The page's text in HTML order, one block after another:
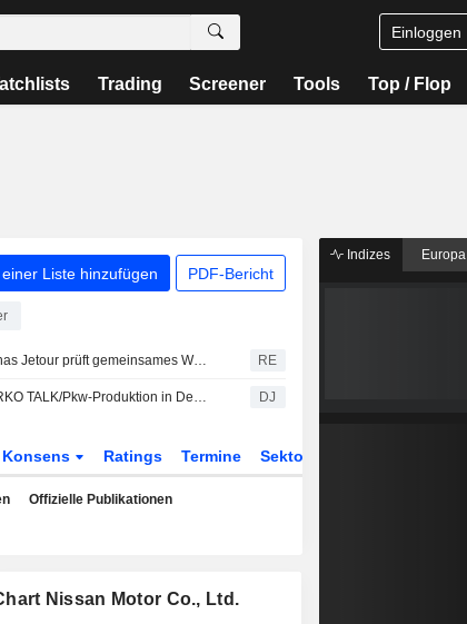
Einloggen
Trading Screener Tools Top / Flop
Liste hinzufügen PDF-Bericht
Chinas Jetour prüft gemeinsames Werksmodell für Autoproduktion in Brasilien RE
MARKO TALK/Pkw-Produktion in Deutschland sinkt im Juli DJ
Konsens Ratings Termine Sektor
Offizielle Publikationen
Nissan Motor Co., Ltd.
Indizes Europa